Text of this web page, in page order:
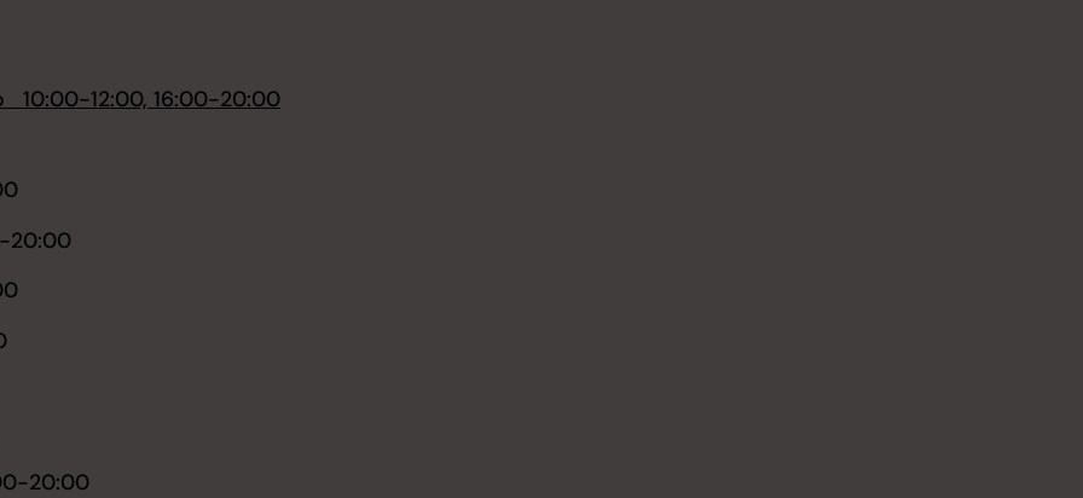
10:00-12:00, 16:00-20:00
20:00
20:00